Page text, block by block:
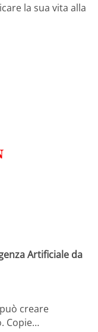
la sua vita alla
Artificiale da
creare
Copie…